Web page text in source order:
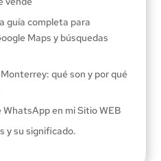
guía completa para
Maps y búsquedas
qué son y por qué
en mi Sitio WEB
y su significado.